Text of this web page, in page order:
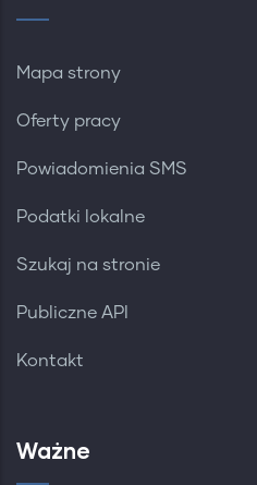
Mapa strony
Oferty pracy
Powiadomienia SMS
Podatki lokalne
Szukaj na stronie
Publiczne API
Kontakt
Ważne